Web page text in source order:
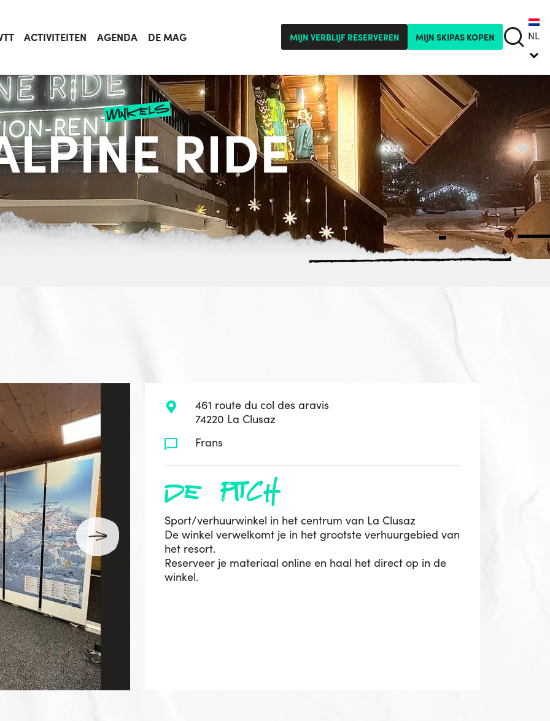
ACTIVITEITEN AGENDA DE MAG MIJN VERBLIJF RESERVEREN MIJN SKIPAS KOPEN NL
winkels
RIDE
461 route du col des aravis
74220 La Clusaz
Frans
de pitch
Sport/verhuurwinkel in het centrum van La Clusaz
De winkel verwelkomt je in het grootste verhuurgebied van
het resort.
Reserveer je materiaal online en haal het direct op in de
winkel.